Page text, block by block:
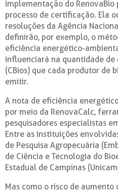
implementação do
processo de certificação. Ela
resoluções da Agência
definirão, por exemplo, o
eficiência energético-
influenciará na quantidade de
(CBios) que cada produtor de
emitir.
A nota de eficiência
por meio da RenovaCalc,
pesquisadores especialistas
Entre as instituições
de Pesquisa Agropecuária
de Ciência e Tecnologia do
Estadual de Campinas
Mas como o risco de